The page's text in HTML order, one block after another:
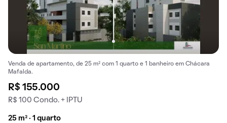
Venda de apartamento, de 25 m² com 1 quarto e 1 banheiro em Chácara
Mafalda.
R$ 155.000
R$ 100 Condo. + IPTU
25 m² · 1 quarto